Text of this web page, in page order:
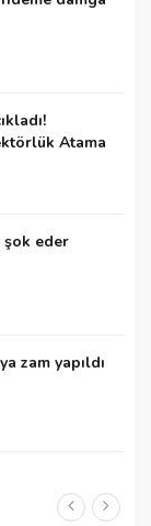
Atama
şok eder
zam yapıldı